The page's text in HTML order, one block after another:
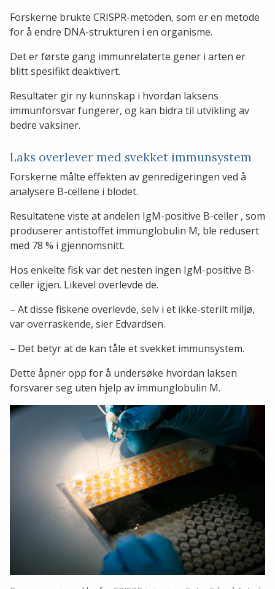
Forskerne brukte CRISPR-metoden, som er en metode
for å endre DNA-strukturen i en organisme.
Det er første gang immunrelaterte gener i arten er
blitt spesifikt deaktivert.
Resultater gir ny kunnskap i hvordan laksens
immunforsvar fungerer, og kan bidra til utvikling av
bedre vaksiner.
Laks overlever med svekket immunsystem
Forskerne målte effekten av genredigeringen ved å
analysere B-cellene i blodet.
Resultatene viste at andelen IgM-positive B-celler , som
produserer antistoffet immunglobulin M, ble redusert
med 78 % i gjennomsnitt.
Hos enkelte fisk var det nesten ingen IgM-positive B-
celler igjen. Likevel overlevde de.
– At disse fiskene overlevde, selv i et ikke-sterilt miljø,
var overraskende, sier Edvardsen.
– Det betyr at de kan tåle et svekket immunsystem.
Dette åpner opp for å undersøke hvordan laksen
forsvarer seg uten hjelp av immunglobulin M.